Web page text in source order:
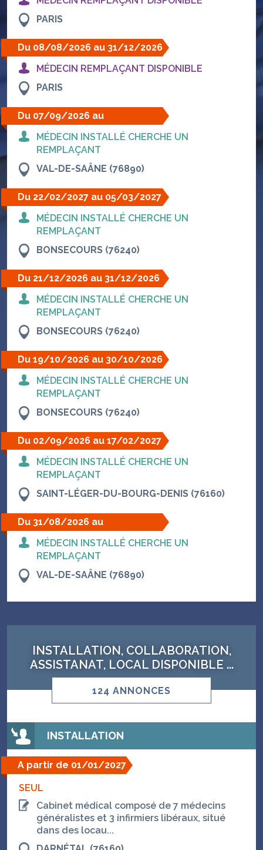
PARIS
Du 08/08/2026 au 31/12/2026
MÉDECIN REMPLAÇANT DISPONIBLE
PARIS
Du 07/09/2026 au
19/09/2026
MÉDECIN INSTALLÉ CHERCHE UN
REMPLAÇANT
VAL-DE-SAÂNE (76890)
Du 22/02/2027 au 05/03/2027
MÉDECIN INSTALLÉ CHERCHE UN
REMPLAÇANT
BONSECOURS (76240)
Du 21/12/2026 au 31/12/2026
MÉDECIN INSTALLÉ CHERCHE UN
REMPLAÇANT
BONSECOURS (76240)
Du 19/10/2026 au 30/10/2026
MÉDECIN INSTALLÉ CHERCHE UN
REMPLAÇANT
BONSECOURS (76240)
Du 02/09/2026 au 17/02/2027
MÉDECIN INSTALLÉ CHERCHE UN
REMPLAÇANT
SAINT-LÉGER-DU-BOURG-DENIS (76160)
Du 31/08/2026 au
04/09/2026
MÉDECIN INSTALLÉ CHERCHE UN
REMPLAÇANT
VAL-DE-SAÂNE (76890)
INSTALLATION, COLLABORATION,
ASSISTANAT, LOCAL DISPONIBLE ...
124 ANNONCES
INSTALLATION
A partir de 01/01/2027
SEUL
Cabinet médical composé de 7 médecins
généralistes et 3 infirmiers libéraux, situé
dans des locau...